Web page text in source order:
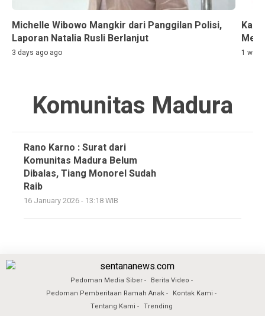
Michelle Wibowo Mangkir dari Panggilan Polisi,
Laporan Natalia Rusli Berlanjut
3 days ago ago 1
Komunitas Madura
Rano Karno : Surat dari
Komunitas Madura Belum
Dibalas, Tiang Monorel Sudah
Raib
16 January 2026 - 13:18 WIB
Pedoman Media Siber
Berita Video
Pedoman Pemberitaan Ramah Anak
Kontak Kami
Tentang Kami
Trending